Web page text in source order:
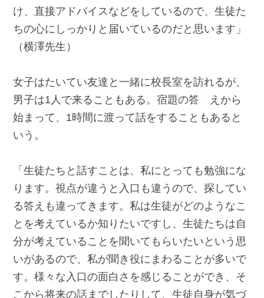
け、直接アドバイスなどをしているので、生徒た
ちの心にしっかりと届いているのだと思います」
（横澤先生）
女子はたいてい友達と一緒に校長室を訪れるが、
男子は1人で来ることもある。宿題の答 えから
始まって、1時間に渡って話をすることもあると
いう。
「生徒たちと話すことは、私にとっても勉強にな
ります。視点が違うと入口も違うので、探してい
る答えも違ってきます。私は生徒がどのようなこ
とを考えているか知りたいですし、生徒たちは自
分が考えていることを聞いてもらいたいという思
いがあるので、私が聞き役にまわることが多いで
す。様々な入口の面白さを感じることができ、そ
こから将来の話までしたりして、生徒自身が気づ